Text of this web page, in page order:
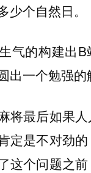
少个自然日。
气的构建出
出一个勉强的
将最后如果
定是不对劲
这个问题之